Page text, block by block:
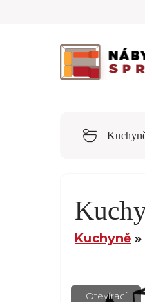
Kuchyně
Otevírací